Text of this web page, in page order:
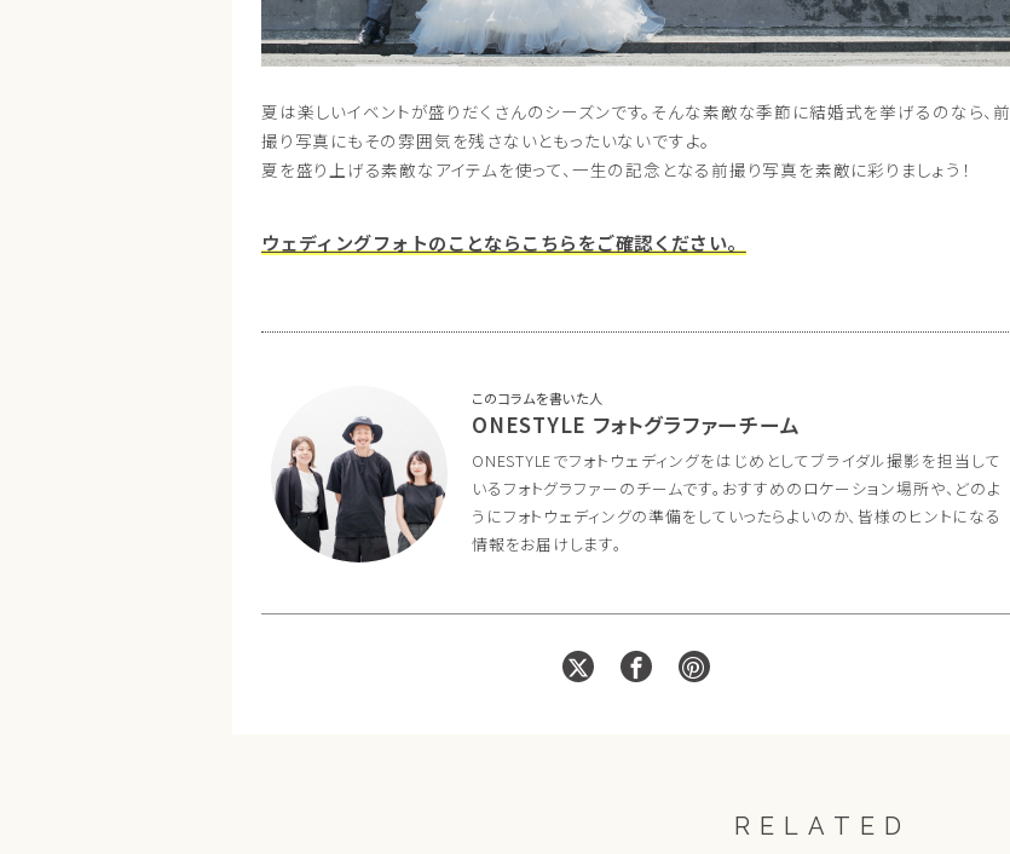
夏は楽しいイベントが盛りだくさんのシーズンです。そんな素敵な季節に結婚式を挙げるのなら、前
撮り写真にもその雰囲気を残さないともったいないですよ。
夏を盛り上げる素敵なアイテムを使って、一生の記念となる前撮り写真を素敵に彩りましょう！
ウェディングフォトのことならこちらをご確認ください。
このコラムを書いた人
ONESTYLE フォトグラファーチーム
ONESTYLEでフォトウェディングをはじめとしてブライダル撮影を担当して
いるフォトグラファーのチームです。おすすめのロケーション場所や、どのよ
うにフォトウェディングの準備をしていったらよいのか、皆様のヒントになる
情報をお届けします。
RELATED